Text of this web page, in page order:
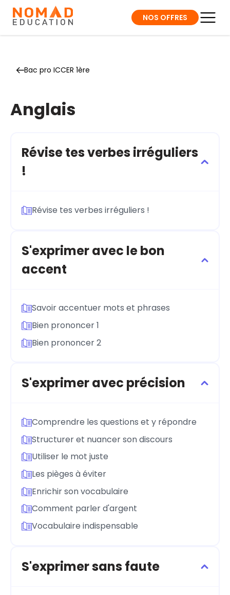
NOS OFFRES
Bac pro ICCER 1ère
Anglais
Révise tes verbes irréguliers
!
Révise tes verbes irréguliers !
S'exprimer avec le bon
accent
Savoir accentuer mots et phrases
Bien prononcer 1
Bien prononcer 2
S'exprimer avec précision
Comprendre les questions et y répondre
Structurer et nuancer son discours
Utiliser le mot juste
Les pièges à éviter
Enrichir son vocabulaire
Comment parler d'argent
Vocabulaire indispensable
S'exprimer sans faute